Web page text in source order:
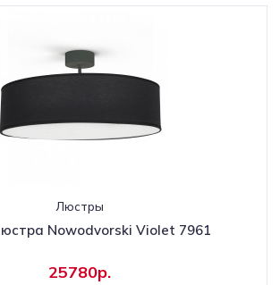
Люстры
Nowodvorski Violet 7961
25780р.